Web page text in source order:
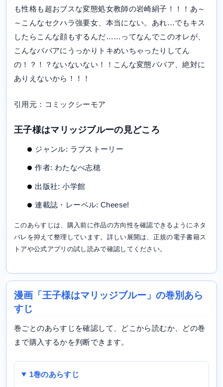
も性格も超おブスな変態処女教師の岩崎絹子！！！あ～
～こんなセクハラ強要女、本当にない。あれ…でもキス
したらこんな顔もするんだ……ってなんでこのオレが、
こんなババアにうっかりトキめいちゃったりしてん
の！？！？ないないない！！こんな変態ババア、絶対に
ありえないから！！！
引用元：コミックシーモア
王子様はマリッジブルーの見どころ
ジャンル: ラブストーリー
作者: わたなべ志穂
出版社: 小学館
連載誌・レーベル: Cheese!
このあらすじは、購入前に作品の方向性を確認できるようにネタ
バレを抑えて整理しています。詳しい展開は、正規の電子書籍ス
トアや公式アプリの試し読みで確認してください。
漫画「王子様はマリッジブルー」の巻別あら
すじ
巻ごとのあらすじを確認して、どこから読むか、どの巻
まで購入するかを判断できます。
1巻のあらすじ